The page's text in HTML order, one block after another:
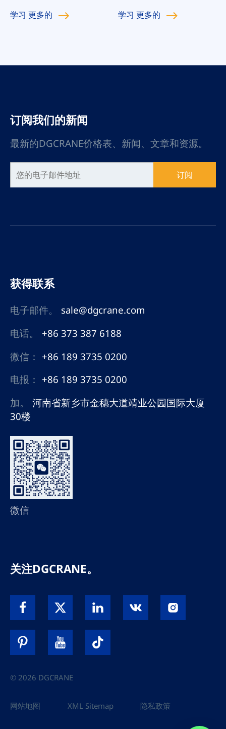
芦的设计最大程度地采用了
学习 更多的
性能满足了货物快速转移和
学习 更多的
订阅我们的新闻
最新的DGCRANE价格表、新闻、文章和资源。
订阅
获得联系
电子邮件。
sale@dgcrane.com
电话。
+86 373 387 6188
微信： +86 189 3735 0200
电报： +86 189 3735 0200
加。
河南省新乡市金穗大道靖业公园国际大厦
30楼
微信
关注DGCRANE。
© 2026 DGCRANE
网站地图 XML Sitemap 隐私政策